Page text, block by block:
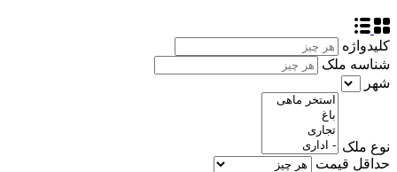
کلیدواژه
شناسه ملک
شهر
نوع ملک
حداقل قیمت